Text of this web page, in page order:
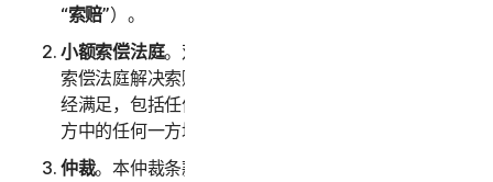
“索赔”）。
小额索偿法庭。双方中的任何一方均可以寻求通过小额
索偿法庭解决索赔，前提是小额索偿法庭的所有要求已
经满足，包括任何与管辖权和争议金额相关的限制。双
方中的任何一方均可以寻求通过新加坡法庭解决索赔。
仲裁。本仲裁条款在本 LSA 和/或您的服务终止后继续